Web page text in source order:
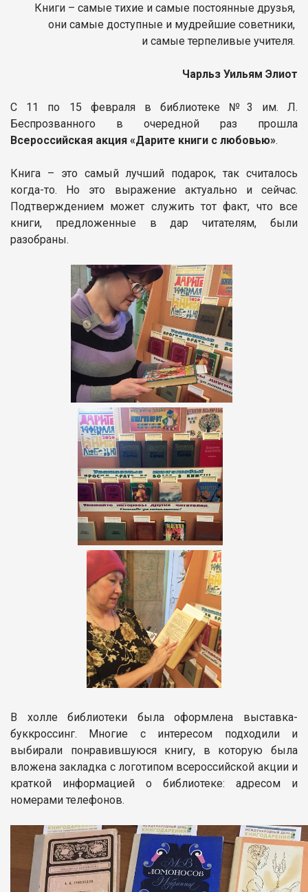
Книги – самые тихие и самые постоянные друзья,
они самые доступные и мудрейшие советники,
и самые терпеливые учителя.
Чарльз Уильям Элиот
С 11 по 15 февраля в библиотеке №3 им. Л.
Беспрозванного в очередной раз прошла
Всероссийская акция «Дарите книги с любовью».
Книга – это самый лучший подарок, так считалось
когда-то. Но это выражение актуально и сейчас.
Подтверждением может служить тот факт, что все
книги, предложенные в дар читателям, были
разобраны.
В холле библиотеки была оформлена выставка-
буккроссинг. Многие с интересом подходили и
выбирали понравившуюся книгу, в которую была
вложена закладка с логотипом всероссийской акции и
краткой информацией о библиотеке: адресом и
номерами телефонов.